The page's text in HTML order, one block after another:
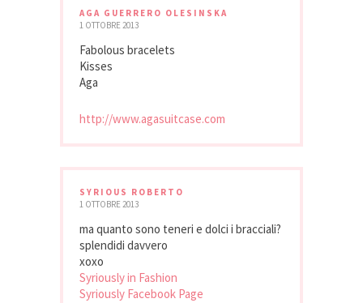
AGA GUERRERO OLESINSKA
1 OTTOBRE 2013
Fabolous bracelets
Kisses
Aga
http://www.agasuitcase.com
SYRIOUS ROBERTO
1 OTTOBRE 2013
ma quanto sono teneri e dolci i bracciali?
splendidi davvero
xoxo
Syriously in Fashion
Syriously Facebook Page